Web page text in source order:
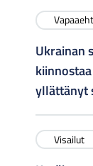
Ukrainan
yllättänyt
Visailut